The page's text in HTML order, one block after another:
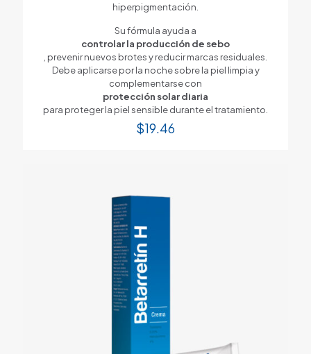
hiperpigmentación.
Su fórmula ayuda a
controlar la producción de sebo
, prevenir nuevos brotes y reducir marcas residuales.
Debe aplicarse por la noche sobre la piel limpia y
complementarse con
protección solar diaria
para proteger la piel sensible durante el tratamiento.
$19.46